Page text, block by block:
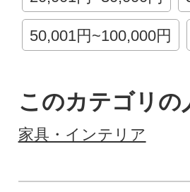
50,001円~100,000円
このカテゴリ
家具・インテリア